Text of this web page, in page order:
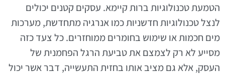
הטמעת טכנולוגיות ברות קיימא. עסקים קטנים יכולים
לנצל טכנולוגיות חדשניות כמו אנרגיה מתחדשת, מערכות
מים חכמות או שימוש בחומרים ממוחזרים. כל צעד כזה
מסייע לא רק לצמצם את טביעת הרגל הפחמנית של
העסק, אלא גם מציב אותו בחזית התעשייה, דבר אשר יכול